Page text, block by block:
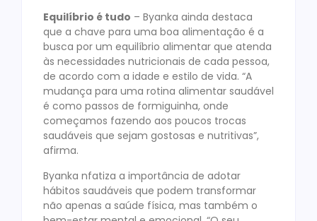
Equilíbrio é tudo – Byanka ainda destaca
que a chave para uma boa alimentação é a
busca por um equilíbrio alimentar que atenda
às necessidades nutricionais de cada pessoa,
de acordo com a idade e estilo de vida. “A
mudança para uma rotina alimentar saudável
é como passos de formiguinha, onde
começamos fazendo aos poucos trocas
saudáveis que sejam gostosas e nutritivas”,
afirma.
Byanka nfatiza a importância de adotar
hábitos saudáveis que podem transformar
não apenas a saúde física, mas também o